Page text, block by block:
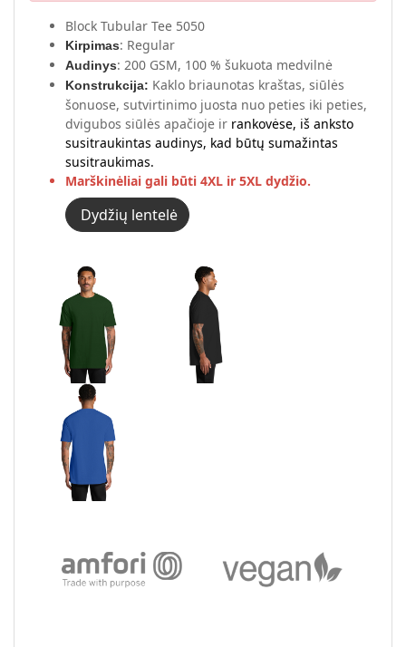
Block Tubular Tee 5050
Kirpimas: Regular
Audinys: 200 GSM, 100 % šukuota medvilnė
Konstrukcija: Kaklo briaunotas kraštas, siūlės
šonuose, sutvirtinimo juosta nuo peties iki peties,
dvigubos siūlės apačioje ir rankovėse, iš anksto
susitraukintas audinys, kad būtų sumažintas
susitraukimas.
Marškinėliai gali būti 4XL ir 5XL dydžio.
Dydžių lentelė